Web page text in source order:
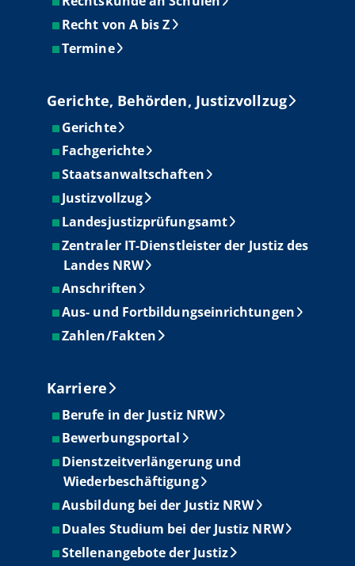
Recht von A bis Z
Termine
Gerichte, Behörden, Justizvollzug
Gerichte
Fachgerichte
Staatsanwaltschaften
Justizvollzug
Landesjustizprüfungsamt
Zentraler IT-Dienstleister der Justiz des
Landes NRW
Anschriften
Aus- und Fortbildungseinrichtungen
Zahlen/Fakten
Karriere
Berufe in der Justiz NRW
Bewerbungsportal
Dienstzeitverlängerung und
Wiederbeschäftigung
Ausbildung bei der Justiz NRW
Duales Studium bei der Justiz NRW
Stellenangebote der Justiz